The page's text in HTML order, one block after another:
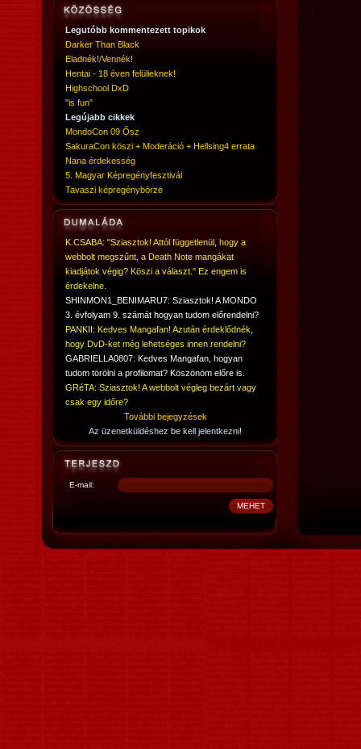
Legutóbb kommentezett topikok
Darker Than Black
Eladnék!/Vennék!
Hentai - 18 éven felülieknek!
Highschool DxD
"is fun"
Legújabb cikkek
MondoCon 09 Ősz
SakuraCon köszi + Moderáció + Hellsing4 errata
Nana érdekesség
5. Magyar Képregényfesztivál
Tavaszi képregénybörze
K.CSABA: "Sziasztok! Attól függetlenül, hogy a
webbolt megszűnt, a Death Note mangákat
kiadjátok végig? Köszi a választ." Ez engem is
érdekelne.
SHINMON1_BENIMARU7: Sziasztok! A MONDO
3. évfolyam 9. számát hogyan tudom előrendelni?
PANKII: Kedves Mangafan! Azután érdeklődnék,
hogy DvD-ket még lehetséges innen rendelni?
GABRIELLA0807: Kedves Mangafan, hogyan
tudom törölni a profilomat? Köszönöm előre is.
GRéTA: Sziasztok! A webbolt végleg bezárt vagy
csak egy időre?
További bejegyzések
Az üzenetküldéshez be kell jelentkezni!
E-mail: